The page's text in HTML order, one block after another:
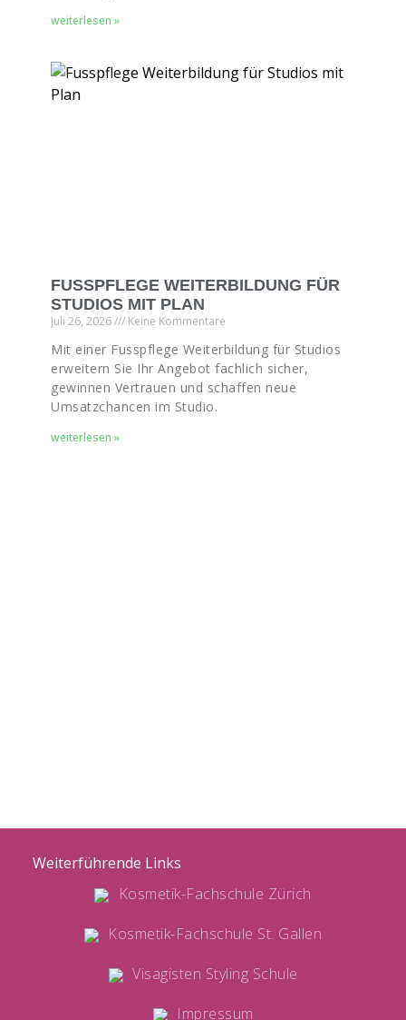
weiterlesen »
FUSSPFLEGE WEITERBILDUNG FÜR
STUDIOS MIT PLAN
Juli 26, 2026 Keine Kommentare
Mit einer Fusspflege Weiterbildung für Studios
erweitern Sie Ihr Angebot fachlich sicher,
gewinnen Vertrauen und schaffen neue
Umsatzchancen im Studio.
weiterlesen »
Weiterführende Links
Kosmetik-Fachschule Zürich
Kosmetik-Fachschule St. Gallen
Visagisten Styling Schule
Impressum